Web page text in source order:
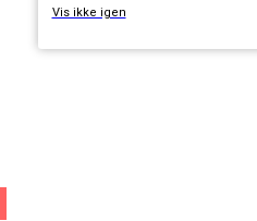
Vis ikke igen